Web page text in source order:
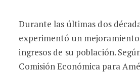
Durante las últimas dos
experimentó un
ingresos de su población.
Comisión Económica para